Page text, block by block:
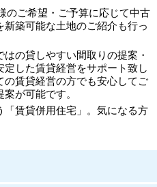
のご希望・ご予算に応じて中古
築可能な土地のご紹介も行っ
の貸しやすい間取りの提案・
した賃貸経営をサポート致し
の賃貸経営の方でも安心してご
が可能です。
賃貸併用住宅」。気になる方